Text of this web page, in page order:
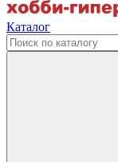
Каталог